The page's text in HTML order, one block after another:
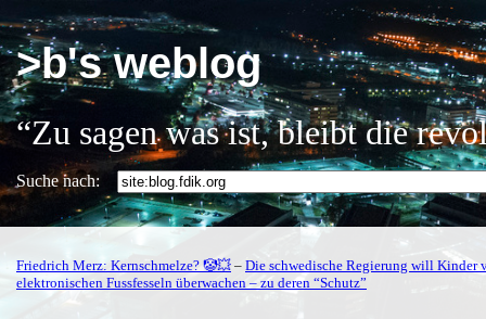
>b's weblog
“Zu sagen was ist, bleibt die
Suche nach:
Friedrich Merz: Kernschmelze? 🤡💥 – Die schwedische Regierung will Kinder
elektronischen Fussfesseln überwachen – zu deren “Schutz”